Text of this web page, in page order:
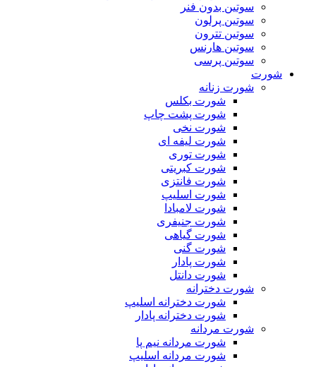
سوتین بدون فنر
سوتین پرلون
سوتین تترون
سوتین هارنس
سوتین پرسی
شورت
شورت زنانه
شورت بکلس
شورت پشت چاپ
شورت نخی
شورت لیفه ای
شورت توری
شورت کبریتی
شورت فانتزی
شورت اسلیپ
شورت لامبادا
شورت جنیفری
شورت گیاهی
شورت گنی
شورت پادار
شورت دانتل
شورت دخترانه
شورت دخترانه اسلیپ
شورت دخترانه پادار
شورت مردانه
شورت مردانه نیم پا
شورت مردانه اسلیپ